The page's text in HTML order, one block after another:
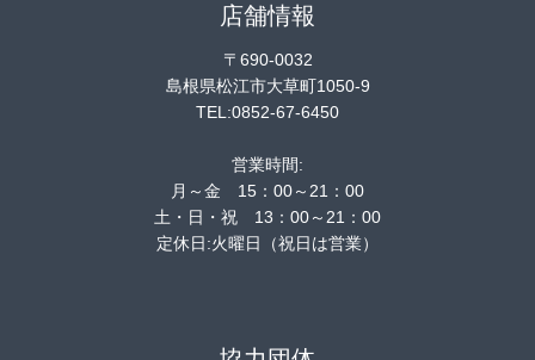
店舗情報
〒690-0032
島根県松江市大草町1050-9
TEL:0852-67-6450
営業時間:
月～金 15：00～21：00
土・日・祝 13：00～21：00
定休日:火曜日（祝日は営業）